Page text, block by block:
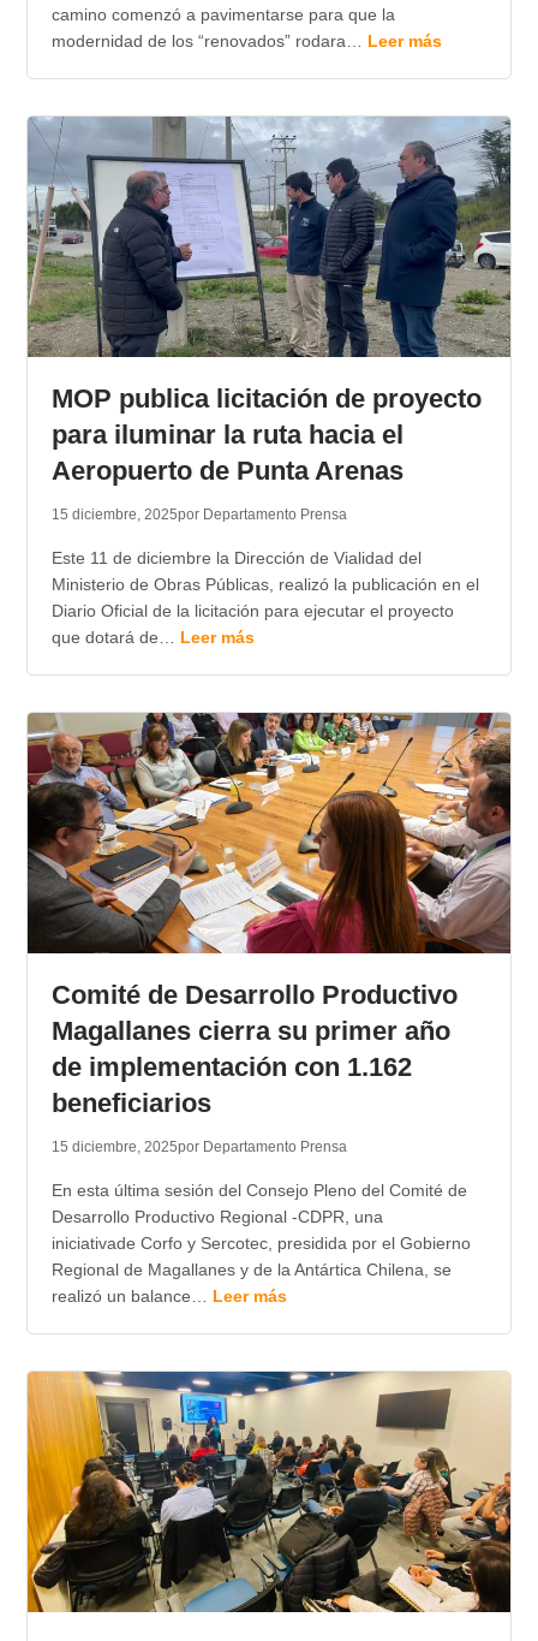
camino comenzó a pavimentarse para que la
modernidad de los “renovados” rodara… Leer más
MOP publica licitación de proyecto
para iluminar la ruta hacia el
Aeropuerto de Punta Arenas
15 diciembre, 2025por Departamento Prensa
Este 11 de diciembre la Dirección de Vialidad del
Ministerio de Obras Públicas, realizó la publicación en el
Diario Oficial de la licitación para ejecutar el proyecto
que dotará de… Leer más
Comité de Desarrollo Productivo
Magallanes cierra su primer año
de implementación con 1.162
beneficiarios
15 diciembre, 2025por Departamento Prensa
En esta última sesión del Consejo Pleno del Comité de
Desarrollo Productivo Regional -CDPR, una
iniciativade Corfo y Sercotec, presidida por el Gobierno
Regional de Magallanes y de la Antártica Chilena, se
realizó un balance… Leer más